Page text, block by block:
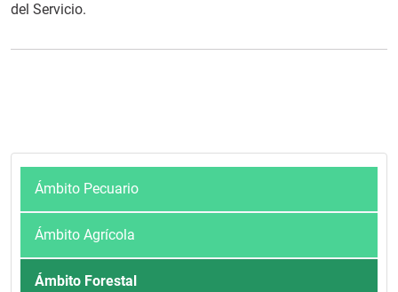
del Servicio.
Ámbito Pecuario
Ámbito Agrícola
Ámbito Forestal